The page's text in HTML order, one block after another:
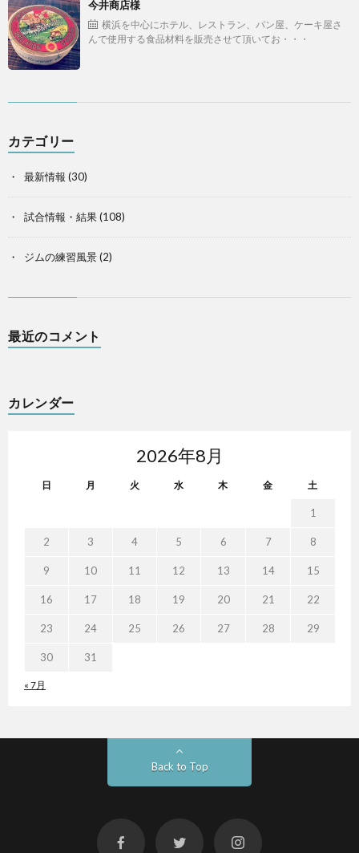
今井商店様
横浜を中心にホテル、レストラン、パン屋、ケーキ屋さ
んで使用する食品材料を販売させて頂いてお・・・
カテゴリー
最新情報 (30)
試合情報・結果(108)
ジムの練習風景(2)
最近のコメント
カレンダー
2026年8月
日 月 火 水 木 金 土
« 7月
1
2 3 4 5 6 7 8
9 10 11 12 13 14 15
16 17 18 19 20 21 22
23 24 25 26 27 28 29
30 31
Back to Top